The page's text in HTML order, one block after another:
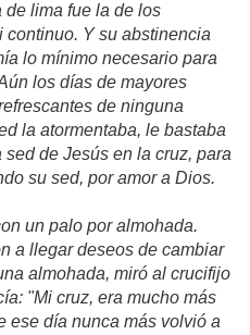
lima fue la de los
continuo. Y su abstinencia
lo mínimo necesario para
los días de mayores
de ninguna
la atormentaba, le bastaba
de Jesús en la cruz, para
su sed, por amor a Dios.
un palo por almohada.
a llegar deseos de cambiar
almohada, miró al crucifijo
"Mi cruz, era mucho más
ese día nunca más volvió a